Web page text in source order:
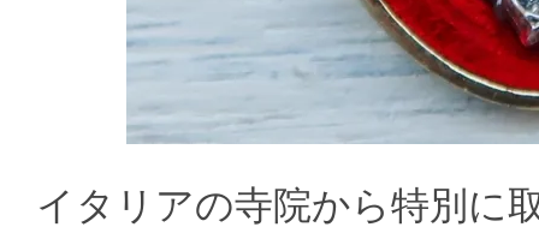
イタリアの寺院から特別に